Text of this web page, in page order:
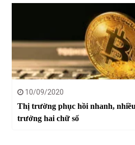
10/09/2020
Thị trường phục hồi nhanh,
trưởng hai chữ số